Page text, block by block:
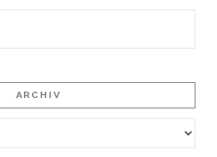
ARCHIV